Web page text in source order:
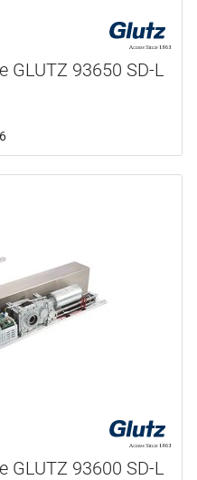
93650 SD-L
93600 SD-L